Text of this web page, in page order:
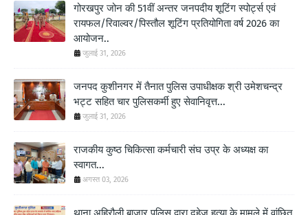
गोरखपुर जोन की 51वीं अन्तर जनपदीय शूटिंग स्पोर्ट्स एवं
रायफल/रिवाल्वर/पिस्तौल शूटिंग प्रतियोगिता वर्ष 2026 का
आयोजन..
जुलाई 31, 2026
जनपद कुशीनगर में तैनात पुलिस उपाधीक्षक श्री उमेशचन्द्र
भट्ट सहित चार पुलिसकर्मी हुए सेवानिवृत्त...
जुलाई 31, 2026
राजकीय कुष्ठ चिकित्सा कर्मचारी संघ उप्र के अध्यक्ष का
स्वागत...
अगस्त 03, 2026